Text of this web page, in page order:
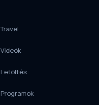
Travel
Videók
Letöltés
Programok